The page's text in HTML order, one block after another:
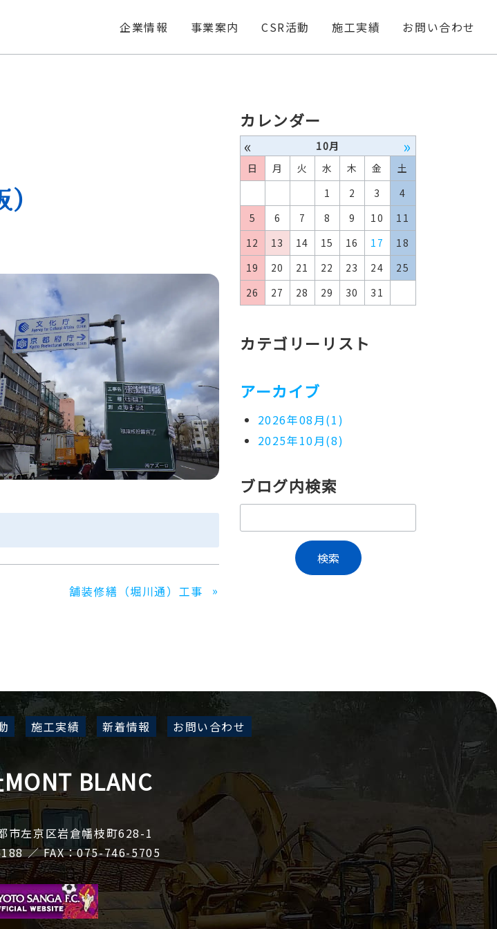
企業情報 事業案内 CSR活動 施工実績 お問い合わせ
舗装修繕（堀川通）工事 »
カレンダー
«
10月 »
日 月 火 水 木 金
土
1
2 3
4
5
6 7 8 9 10
11
12
13 14 15 16 17
18
19
20 21 22 23 24
25
26
27 28 29 30 31
カテゴリーリスト
アーカイブ
2026年08月(1)
2025年10月(8)
ブログ内検索
施工実績 新着情報 お問い合わせ
BLANC
市左京区岩倉幡枝町628-1
／ FAX：075-746-5705